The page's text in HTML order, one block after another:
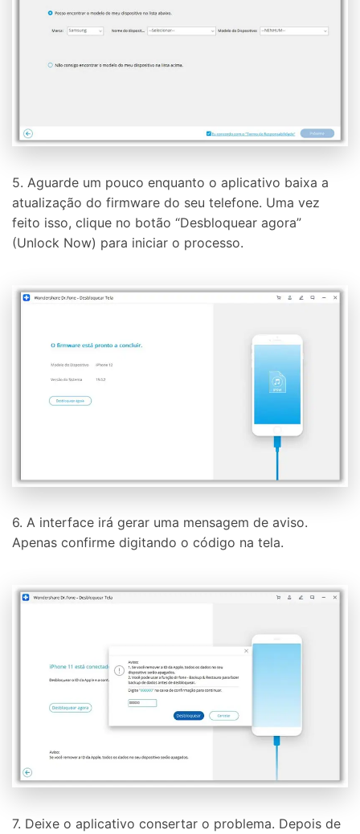
5. Aguarde um pouco enquanto o aplicativo baixa a
atualização do firmware do seu telefone. Uma vez
feito isso, clique no botão “Desbloquear agora”
(Unlock Now) para iniciar o processo.
6. A interface irá gerar uma mensagem de aviso.
Apenas confirme digitando o código na tela.
7. Deixe o aplicativo consertar o problema. Depois de